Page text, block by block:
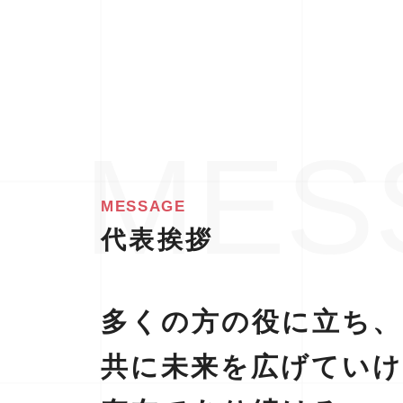
MESSAGE
代表挨拶
多くの方の役に立ち、
共に未来を広げてい